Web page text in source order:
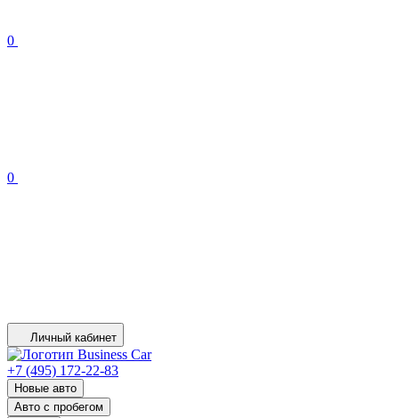
0
0
Личный кабинет
+7 (495) 172-22-83
Новые авто
Авто с пробегом